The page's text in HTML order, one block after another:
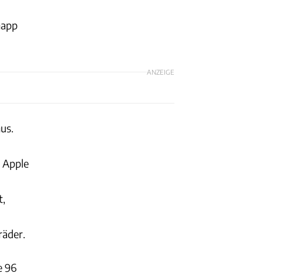
ANZEIGE
96